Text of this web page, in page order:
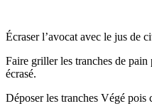
Écraser l’avocat avec le jus de
Faire griller les tranches de pain
écrasé.
Déposer les tranches Végé pois